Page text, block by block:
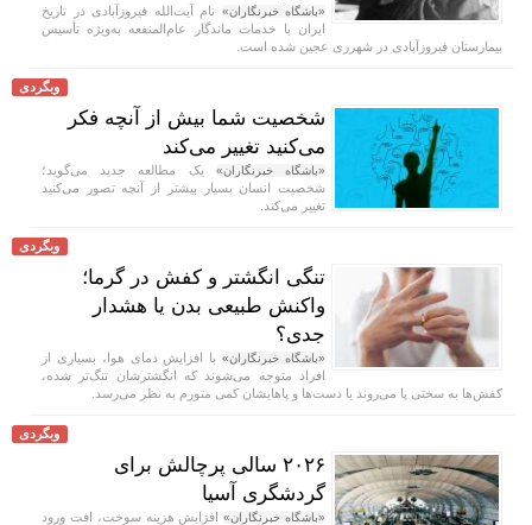
«باشگاه خبرنگاران» نام آیت‌الله فیروزآبادی در تاریخ
ایران با خدمات ماندگار عام‌المنفعه به‌ویژه تأسیس
بیمارستان فیروزآبادی در شهرری عجین شده است.
وبگردی
شخصیت شما بیش از آنچه فکر
می‌کنید تغییر می‌کند
«باشگاه خبرنگاران» یک مطالعه جدید می‌گوید؛
شخصیت انسان بسیار بیشتر از آنچه تصور می‌کنید
تغییر می‌کند.
وبگردی
تنگی انگشتر و کفش در گرما؛
واکنش طبیعی بدن یا هشدار
جدی؟
«باشگاه خبرنگاران»با افزایش دمای هوا، بسیاری از
افراد متوجه می‌شوند که انگشترشان تنگ‌تر شده،
کفش‌ها به سختی پا می‌روند یا دست‌ها و پاهایشان کمی متورم به نظر می‌رسد.
وبگردی
۲۰۲۶ سالی پرچالش برای
گردشگری آسیا
«باشگاه خبرنگاران»افزایش هزینه سوخت، افت ورود